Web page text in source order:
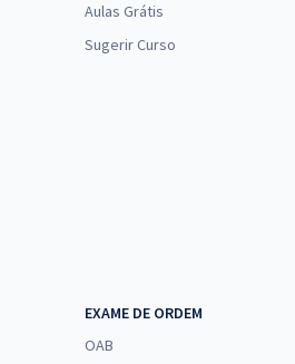
Aulas Grátis
Sugerir Curso
EXAME DE ORDEM
OAB